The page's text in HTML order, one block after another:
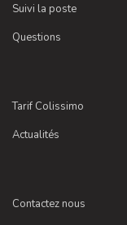
Suivi la poste
Questions
Tarif Colissimo
Actualités
Contactez nous